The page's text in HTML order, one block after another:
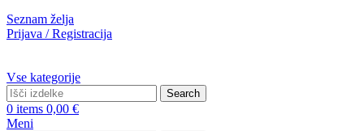
Seznam želja
Prijava / Registracija
Vse kategorije
Search
0 items 0,00 €
Meni